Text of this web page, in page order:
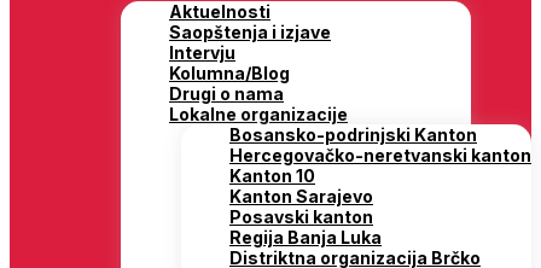
Aktuelnosti
Saopštenja i izjave
Intervju
Kolumna/Blog
Drugi o nama
Lokalne organizacije
Bosansko-podrinjski Kanton
Hercegovačko-neretvanski kanton
Kanton 10
Kanton Sarajevo
Posavski kanton
Regija Banja Luka
Distriktna organizacija Brčko